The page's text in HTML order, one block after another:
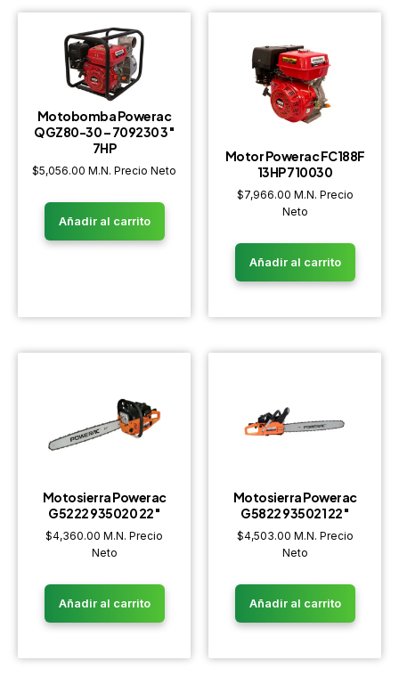
Motobomba Powerac
QGZ80-30 – 709230 3″
7HP
$5,056.00 M.N. Precio Neto
Añadir al carrito
Motor Powerac FC188F
13HP 710030
$7,966.00 M.N. Precio
Neto
Añadir al carrito
Motosierra Powerac
G5222 935020 22″
$4,360.00 M.N. Precio
Neto
Añadir al carrito
Motosierra Powerac
G5822 935021 22″
$4,503.00 M.N. Precio
Neto
Añadir al carrito